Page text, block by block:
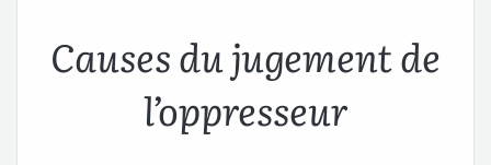
Causes du jugement de
l’oppresseur